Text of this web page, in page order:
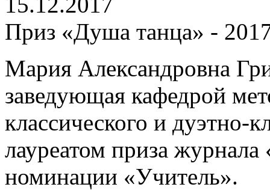
Приз «Душа танца» -
Мария Александровна
заведующая кафедрой
классического и дуэтно-
лауреатом приза
номинации «Учитель».